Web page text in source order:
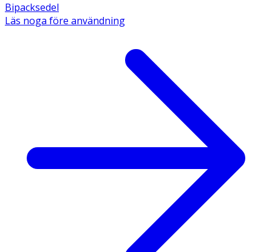
Bipacksedel
Läs noga före användning